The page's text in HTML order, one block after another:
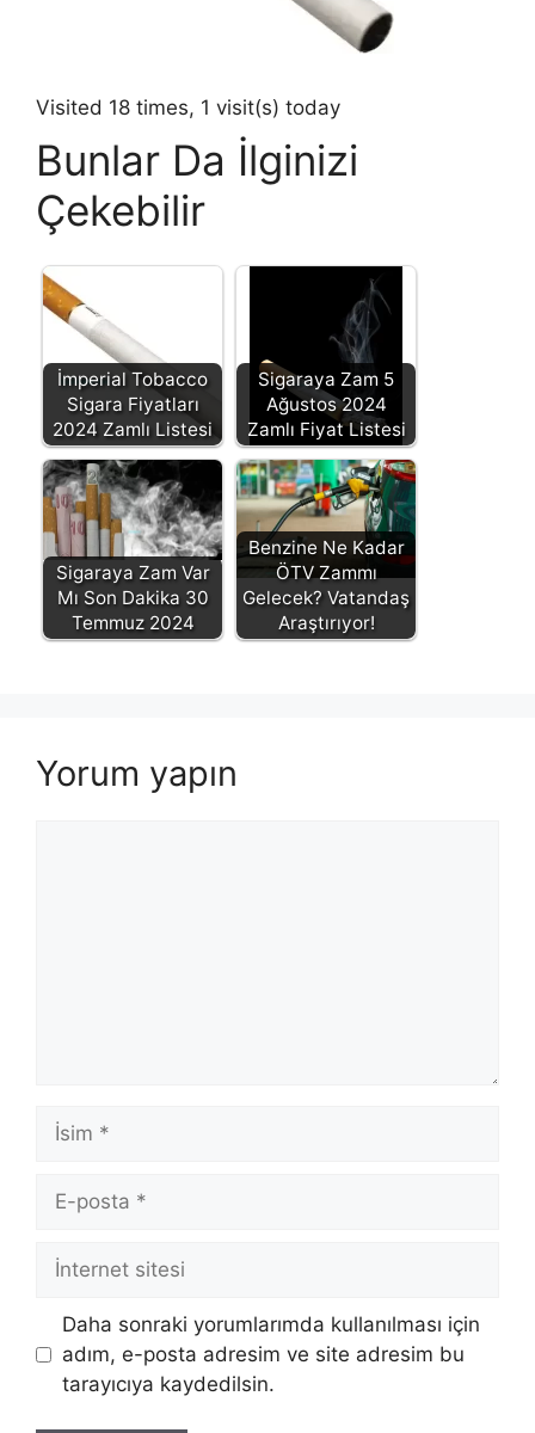
Visited 18 times, 1 visit(s) today
Bunlar Da İlginizi
Çekebilir
İmperial Tobacco
Sigara Fiyatları
2024 Zamlı Listesi
Sigaraya Zam 5
Ağustos 2024
Zamlı Fiyat Listesi
Sigaraya Zam Var
Mı Son Dakika 30
Temmuz 2024
Benzine Ne Kadar
ÖTV Zammı
Gelecek? Vatandaş
Araştırıyor!
Yorum yapın
İsim
posta
İnternet
sitesi
Daha sonraki yorumlarımda kullanılması için
adım, e-posta adresim ve site adresim bu
tarayıcıya kaydedilsin.